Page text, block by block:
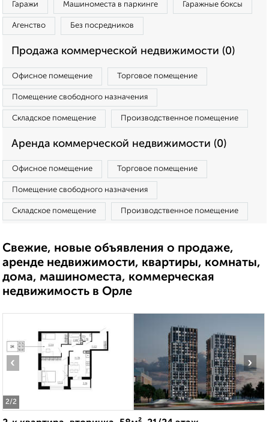
Гаражи Машиноместа в паркинге Гаражные боксы
Агенство Без посредников
Продажа коммерческой недвижимости (0)
Офисное помещение Торговое помещение
Помещение свободного назначения
Складское помещение Производственное помещение
Аренда коммерческой недвижимости (0)
Офисное помещение Торговое помещение
Помещение свободного назначения
Складское помещение Производственное помещение
Свежие, новые объявления о продаже,
аренде недвижимости, квартиры, комнаты,
дома, машиноместа, коммерческая
недвижимость в Орле
2/2
‹ ›